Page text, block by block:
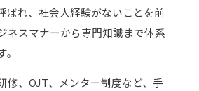
ばれ、社会人経験がないことを前
ネスマナーから専門知識まで体系
修、OJT、メンター制度など、手